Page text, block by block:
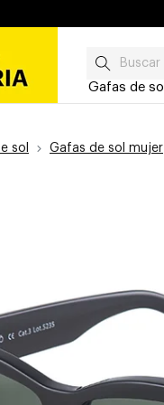
Gafas de sol
sol Gafas de sol mujer